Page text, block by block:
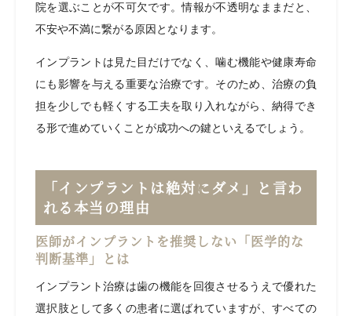
院を選ぶことが不可欠です。情報が不透明なままだと、
不安や不満に繋がる原因となります。
インプラントは見た目だけでなく、噛む機能や健康寿命
にも影響を与える重要な治療です。そのため、治療の負
担を少しでも軽くする工夫を取り入れながら、納得でき
る形で進めていくことが成功への鍵といえるでしょう。
「インプラントは絶対にダメ」と言わ
れる本当の理由
医師がインプラントを推奨しない「医学的な
判断基準」とは
インプラント治療は歯の機能を回復させるうえで優れた
選択肢として多くの患者に選ばれていますが、すべての